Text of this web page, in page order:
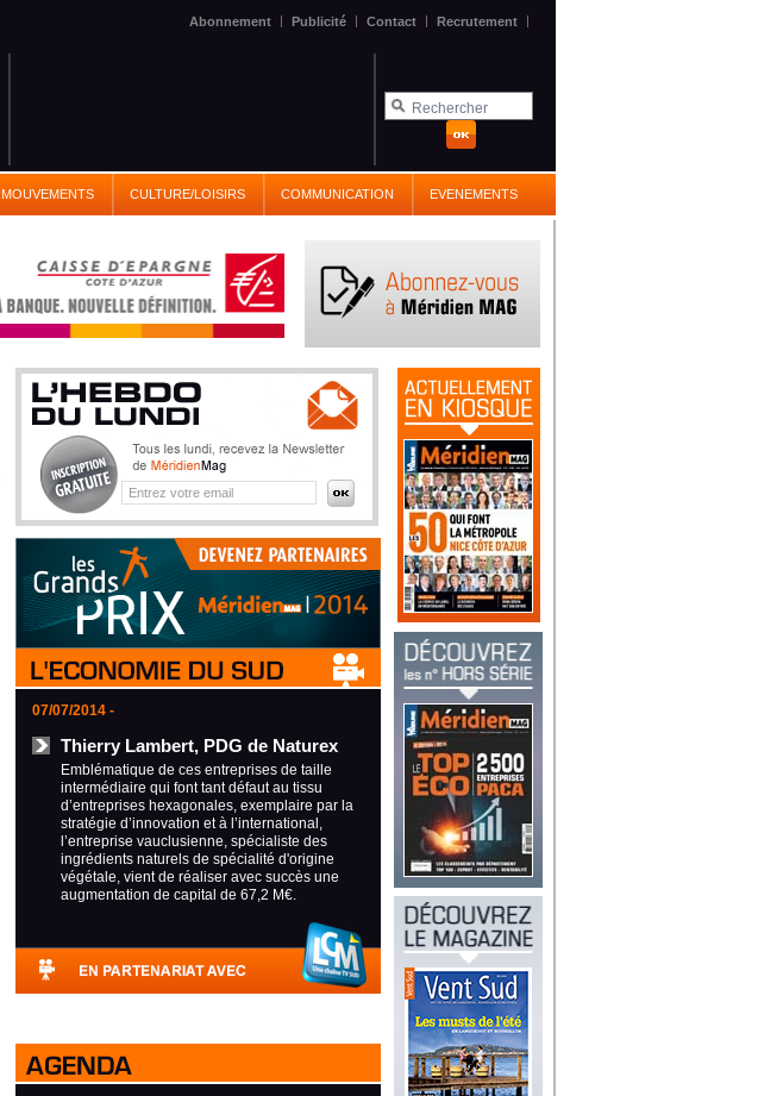
Abonnement | Publicité | Contact | Recrutement |
MOUVEMENTS CULTURE/LOISIRS COMMUNICATION EVENEMENTS
07/07/2014 -
Thierry Lambert, PDG de Naturex
Emblématique de ces entreprises de taille
intermédiaire qui font tant défaut au tissu
d’entreprises hexagonales, exemplaire par la
stratégie d’innovation et à l’international,
l’entreprise vauclusienne, spécialiste des
ingrédients naturels de spécialité d'origine
végétale, vient de réaliser avec succès une
augmentation de capital de 67,2 M€.